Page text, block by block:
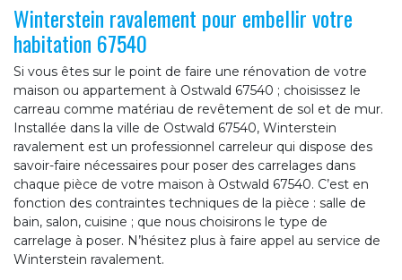
Winterstein ravalement pour embellir votre
habitation 67540
Si vous êtes sur le point de faire une rénovation de votre
maison ou appartement à Ostwald 67540 ; choisissez le
carreau comme matériau de revêtement de sol et de mur.
Installée dans la ville de Ostwald 67540, Winterstein
ravalement est un professionnel carreleur qui dispose des
savoir-faire nécessaires pour poser des carrelages dans
chaque pièce de votre maison à Ostwald 67540. C’est en
fonction des contraintes techniques de la pièce : salle de
bain, salon, cuisine ; que nous choisirons le type de
carrelage à poser. N’hésitez plus à faire appel au service de
Winterstein ravalement.